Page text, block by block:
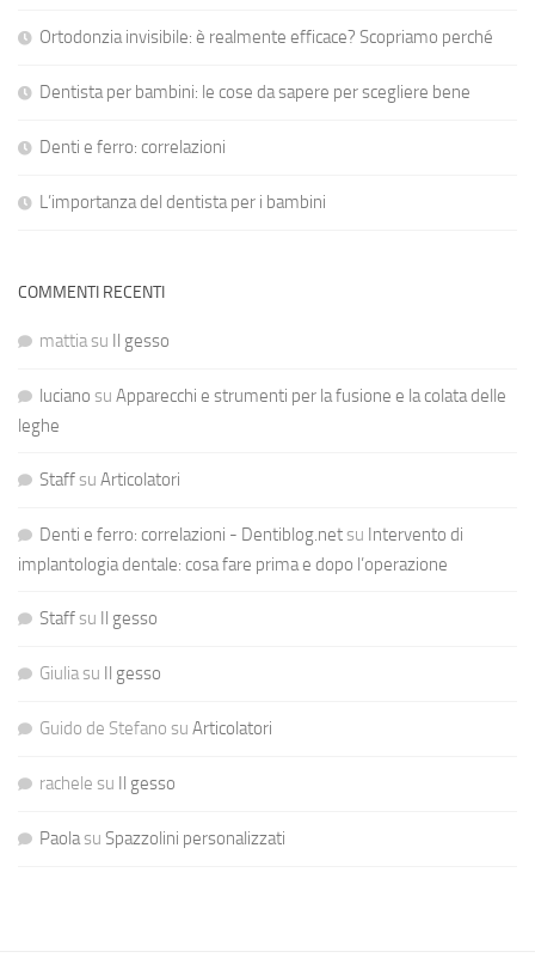
Ortodonzia invisibile: è realmente efficace? Scopriamo perché
Dentista per bambini: le cose da sapere per scegliere bene
Denti e ferro: correlazioni
L’importanza del dentista per i bambini
COMMENTI RECENTI
mattiasu Il gesso
luciano su Apparecchi e strumenti per la fusione e la colata delle
leghe
Staffsu Articolatori
Denti e ferro: correlazioni - Dentiblog.netsu Intervento di
implantologia dentale: cosa fare prima e dopo l’operazione
Staffsu Il gesso
Giuliasu Il gesso
Guido de Stefano su Articolatori
rachele su Il gesso
Paolasu Spazzolini personalizzati